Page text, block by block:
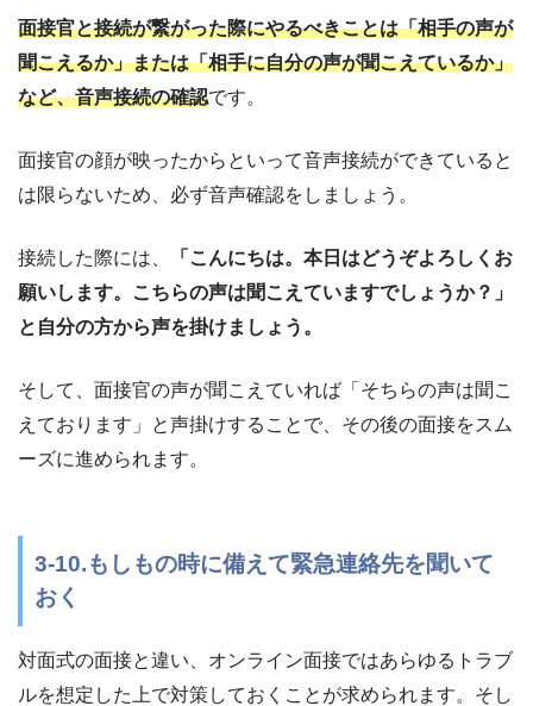
面接官と接続が繋がった際にやるべきことは「相手の声が
聞こえるか」または「相手に自分の声が聞こえているか」
など、音声接続の確認です。
面接官の顔が映ったからといって音声接続ができていると
は限らないため、必ず音声確認をしましょう。
接続した際には、
「こんにちは。本日はどうぞよろしくお
願いします。こちらの声は聞こえていますでしょうか？」
と自分の方から声を掛けましょう。
そして、面接官の声が聞こえていれば「そちらの声は聞こ
えております」と声掛けすることで、その後の面接をスム
ーズに進められます。
3-10.もしもの時に備えて緊急連絡先を聞いて
おく
対面式の面接と違い、オンライン面接ではあらゆるトラブ
ルを想定した上で対策しておくことが求められます。そし